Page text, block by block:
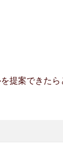
提案できたら